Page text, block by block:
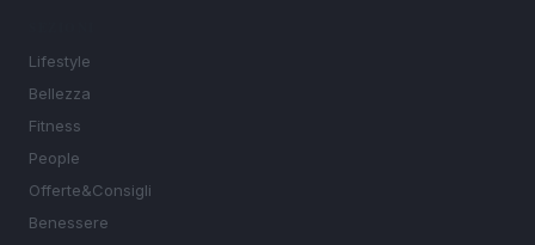
Lifestyle
Bellezza
Fitness
People
Offerte&Consigli
Benessere